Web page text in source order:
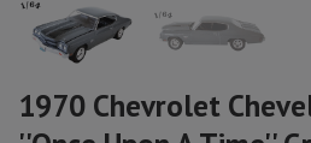
1970 Chevrolet